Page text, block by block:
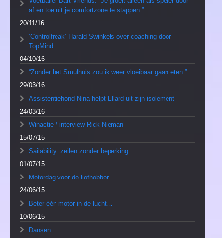
af en toe uit je comfortzone te stappen.”
20/11/16
’Controlfreak’ Harald Swinkels over coaching door
TopMind
04/10/16
“Zonder het Smulhuis zou ik weer vloeibaar gaan eten.”
29/03/16
Assistentiehond Nina helpt Ellard uit zijn isolement
24/03/16
Winactie / interview Rick Nieman
15/07/15
Sailability: zeilen zonder beperking
01/07/15
Motordag voor de liefhebber
24/06/15
Beter één motor in de lucht…
10/06/15
Dansen